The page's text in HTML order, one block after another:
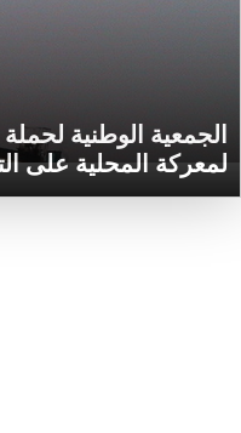
الجمعية الوطنية
لمعركة المحلية على